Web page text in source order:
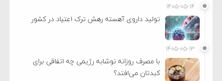
۱۴۰۵-۰۵-۱۴
تولید داروی آهسته رهش ترک اعتیاد در کشور
۱۴۰۵-۰۵-۱۳
با مصرف روزانه نوشابه رژیمی چه اتفاقی برای
کبدتان می‌افتد؟